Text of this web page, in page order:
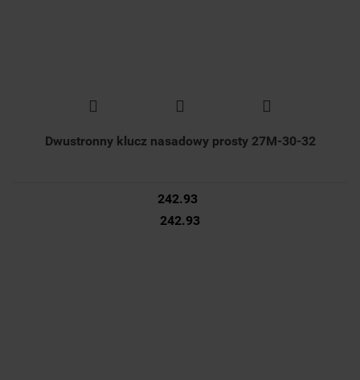
Dwustronny klucz nasadowy prosty 27M-30-32
242.93
242.93